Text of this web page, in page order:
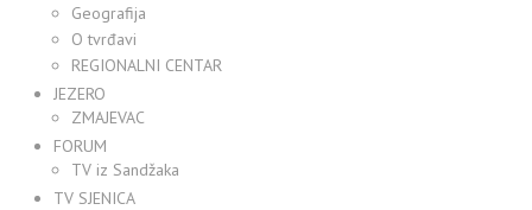
Geografija
O tvrđavi
REGIONALNI CENTAR
JEZERO
ZMAJEVAC
FORUM
TV iz Sandžaka
TV SJENICA